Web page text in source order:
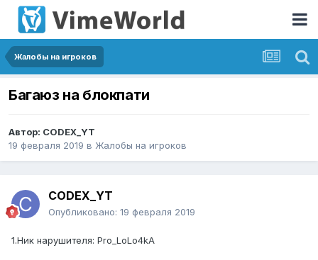
Жалобы на игроков
Багаюз на блокпати
Автор: CODEX_YT
19 февраля 2019 в Жалобы на игроков
CODEX_YT
Опубликовано: 19 февраля 2019
1.Ник нарушителя: Pro_LoLo4kA